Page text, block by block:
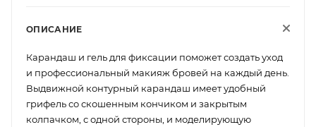
ОПИСАНИЕ
Карандаш и гель для фиксации поможет создать уход
и профессиональный макияж бровей на каждый день.
Выдвижной контурный карандаш имеет удобный
грифель со скошенным кончиком и закрытым
колпачком, с одной стороны, и моделирующую